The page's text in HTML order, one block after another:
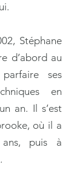
Stéphane
d’abord au
ses
en
an. Il s’est
où il a
puis à